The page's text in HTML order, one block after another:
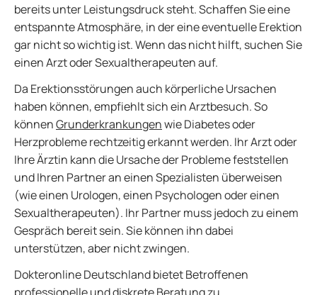
bereits unter Leistungsdruck steht. Schaffen Sie eine
entspannte Atmosphäre, in der eine eventuelle Erektion
gar nicht so wichtig ist. Wenn das nicht hilft, suchen Sie
einen Arzt oder Sexualtherapeuten auf.
Da Erektionsstörungen auch körperliche Ursachen
haben können, empfiehlt sich ein Arztbesuch. So
könnenGrunderkrankungenwie Diabetes oder
Herzprobleme rechtzeitig erkannt werden. Ihr Arzt oder
Ihre Ärztin kann die Ursache der Probleme feststellen
und Ihren Partner an einen Spezialisten überweisen
(wie einen Urologen, einen Psychologen oder einen
Sexualtherapeuten). Ihr Partner muss jedoch zu einem
Gespräch bereit sein. Sie können ihn dabei
unterstützen, aber nicht zwingen.
Dokteronline Deutschland bietet Betroffenen